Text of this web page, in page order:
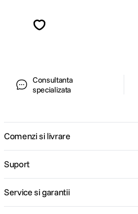
Consultanta
specializata
Comenzi si livrare
Suport
Service si garantii